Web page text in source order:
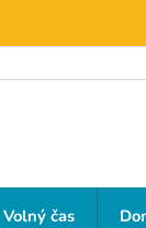
Volný čas